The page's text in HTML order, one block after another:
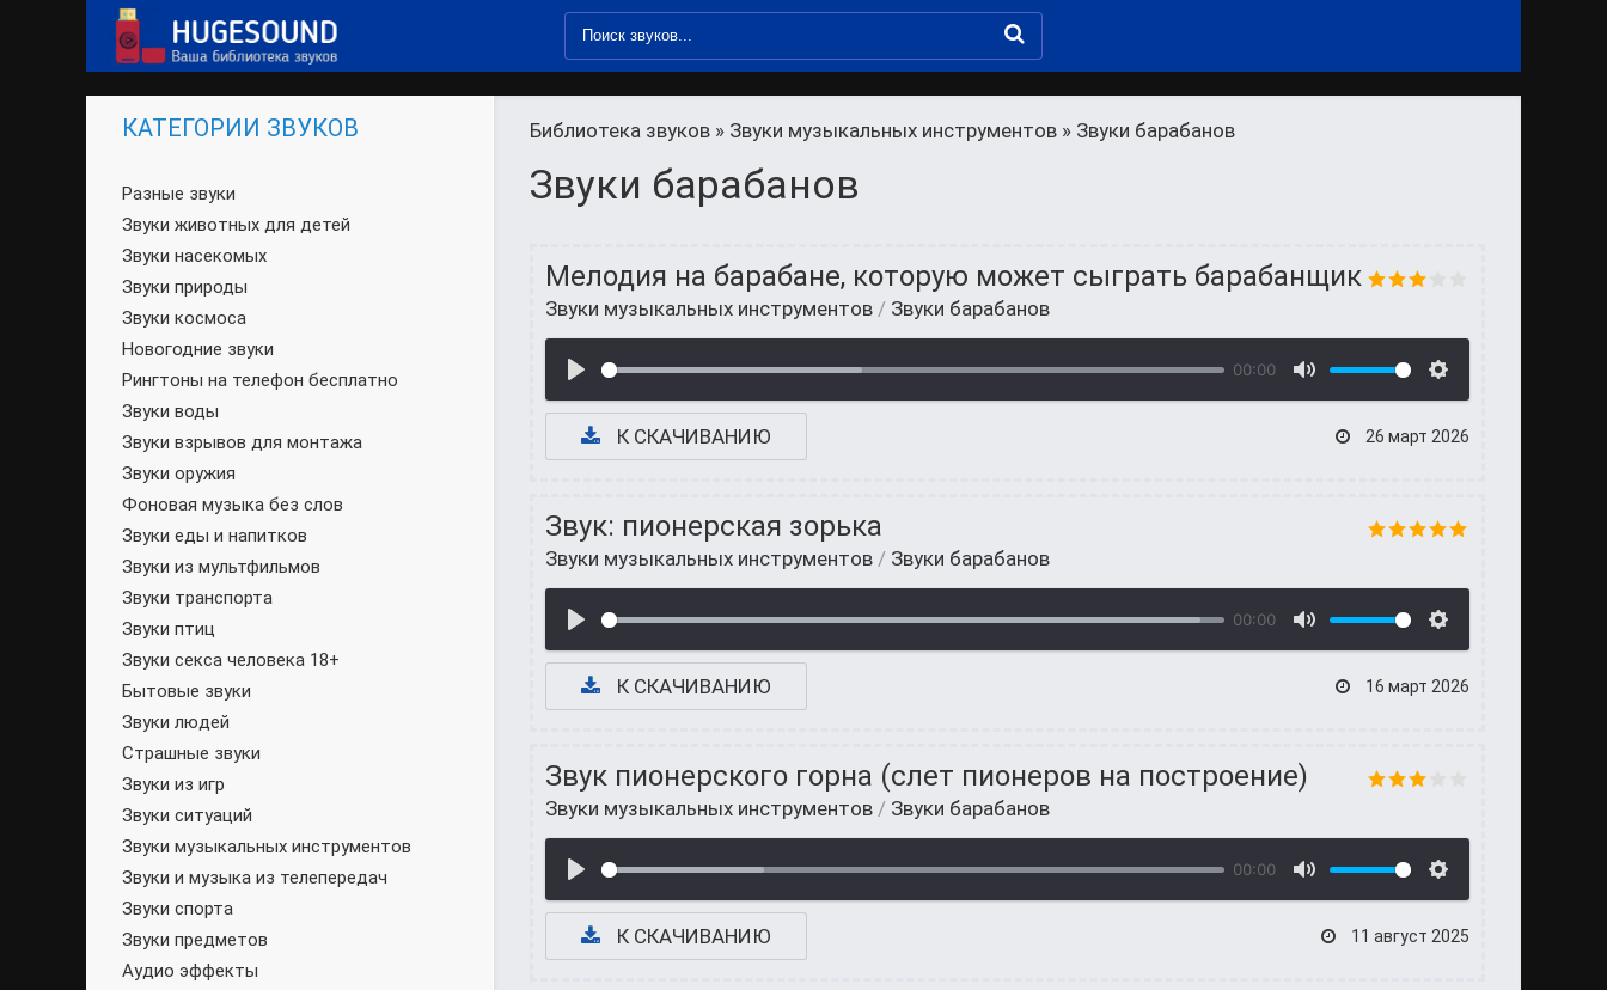
Библиотека звуков » Звуки музыкальных инструментов » Звуки барабанов
Звуки барабанов
Мелодия на барабане, которую может сыграть барабанщик
Звуки музыкальных инструментов / Звуки барабанов
00:00
К СКАЧИВАНИЮ 26 март 2026
Звук: пионерская зорька
Звуки музыкальных инструментов / Звуки барабанов
00:00
К СКАЧИВАНИЮ 16 март 2026
Звук пионерского горна (слет пионеров на построение)
Звуки музыкальных инструментов / Звуки барабанов
00:00
К СКАЧИВАНИЮ 11 август 2025
КАТЕГОРИИ ЗВУКОВ
Разные звуки
Звуки животных для детей
Звуки насекомых
Звуки природы
Звуки космоса
Новогодние звуки
Рингтоны на телефон бесплатно
Звуки воды
Звуки взрывов для монтажа
Звуки оружия
Фоновая музыка без слов
Звуки еды и напитков
Звуки из мультфильмов
Звуки транспорта
Звуки птиц
Звуки секса человека 18+
Бытовые звуки
Звуки людей
Страшные звуки
Звуки из игр
Звуки ситуаций
Звуки музыкальных инструментов
Звуки и музыка из телепередач
Звуки спорта
Звуки предметов
Аудио эффекты